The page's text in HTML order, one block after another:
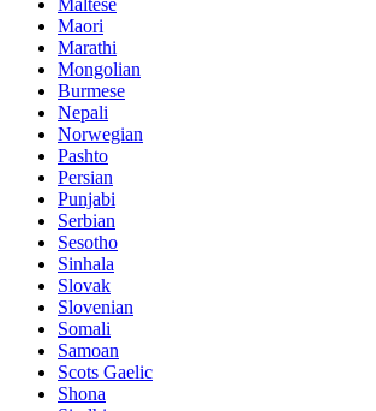
Maltese
Maori
Marathi
Mongolian
Burmese
Nepali
Norwegian
Pashto
Persian
Punjabi
Serbian
Sesotho
Sinhala
Slovak
Slovenian
Somali
Samoan
Scots Gaelic
Shona